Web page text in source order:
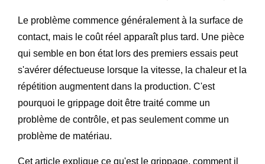
Le problème commence généralement à la surface de
contact, mais le coût réel apparaît plus tard. Une pièce
qui semble en bon état lors des premiers essais peut
s'avérer défectueuse lorsque la vitesse, la chaleur et la
répétition augmentent dans la production. C'est
pourquoi le grippage doit être traité comme un
problème de contrôle, et pas seulement comme un
problème de matériau.
Cet article explique ce qu'est le grippage, comment il